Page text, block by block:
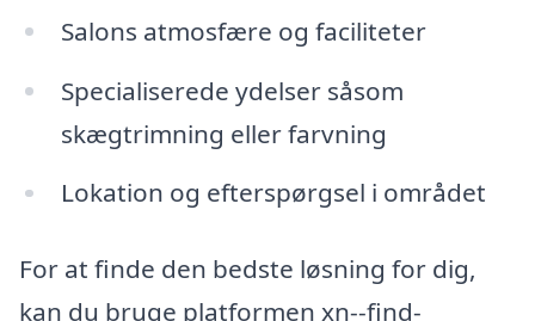
Salons atmosfære og faciliteter
Specialiserede ydelser såsom
skægtrimning eller farvning
Lokation og efterspørgsel i området
For at finde den bedste løsning for dig,
kan du bruge platformen xn--find-